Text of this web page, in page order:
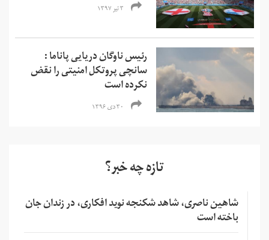
۳ تیر ۱۳۹۷
رئیس ناوگان دریایی پاناما :
سانچی پروتکل امنیتی را نقض
نکرده است
۳۰ دی ۱۳۹۶
تازه چه خبر؟
شاهین ناصری، شاهد شکنجه نوید افکاری، در زندان جان
باخته است